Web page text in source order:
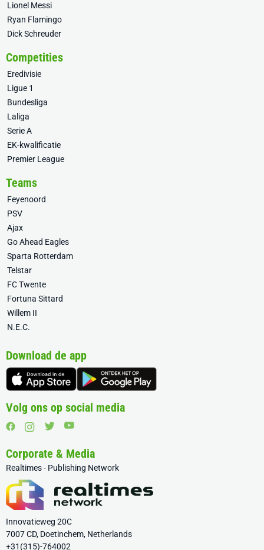
Lionel Messi
Ryan Flamingo
Dick Schreuder
Competities
Eredivisie
Ligue 1
Bundesliga
Laliga
Serie A
EK-kwalificatie
Premier League
Teams
Feyenoord
PSV
Ajax
Go Ahead Eagles
Sparta Rotterdam
Telstar
FC Twente
Fortuna Sittard
Willem II
N.E.C.
Download de app
Volg ons op social media
Corporate & Media
Realtimes - Publishing Network
Innovatieweg 20C
7007 CD, Doetinchem, Netherlands
+31(315)-764002